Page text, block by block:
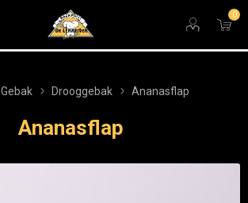
0
Gebak Drooggebak Ananasflap
Ananasflap